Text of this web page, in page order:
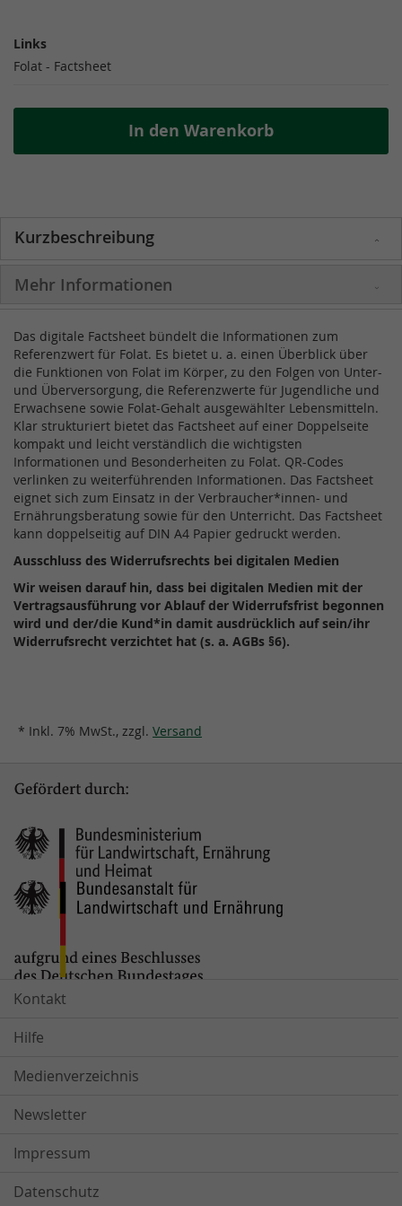
Links
Folat - Factsheet
In den Warenkorb
Kurzbeschreibung
Mehr Informationen
Das digitale Factsheet bündelt die Informationen zum
Referenzwert für Folat. Es bietet u. a. einen Überblick über
die Funktionen von Folat im Körper, zu den Folgen von Unter-
und Überversorgung, die Referenzwerte für Jugendliche und
Erwachsene sowie Folat-Gehalt ausgewählter Lebensmitteln.
Klar strukturiert bietet das Factsheet auf einer Doppelseite
kompakt und leicht verständlich die wichtigsten
Informationen und Besonderheiten zu Folat. QR-Codes
verlinken zu weiterführenden Informationen. Das Factsheet
eignet sich zum Einsatz in der Verbraucher*innen- und
Ernährungsberatung sowie für den Unterricht. Das Factsheet
kann doppelseitig auf DIN A4 Papier gedruckt werden.
Ausschluss des Widerrufsrechts bei digitalen Medien
Wir weisen darauf hin, dass bei digitalen Medien mit der
Vertragsausführung vor Ablauf der Widerrufsfrist begonnen
wird und der/die Kund*in damit ausdrücklich auf sein/ihr
Widerrufsrecht verzichtet hat (s. a. AGBs §6).
* Inkl. 7% MwSt., zzgl. Versand
Kontakt
Hilfe
Medienverzeichnis
Newsletter
Impressum
Datenschutz